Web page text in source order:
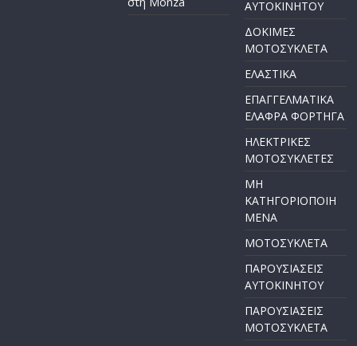
ΑΥΤΟΚΙΝΗΤΟΥ
ΔΟΚΙΜΕΣ
ΜΟΤΟΣΥΚΛΕΤΑ
ΕΛΑΣΤΙΚΑ
ΕΠΑΓΓΕΛΜΑΤΙΚΑ
ΕΛΑΦΡΑ ΦΟΡΤΗΓΑ
ΗΛΕΚΤΡΙΚΕΣ
ΜΟΤΟΣΥΚΛΕΤΕΣ
ΜΗ
ΚΑΤΗΓΟΡΙΟΠΟΙΗ
ΜΕΝΑ
ΜΟΤΟΣΥΚΛΕΤΑ
ΠΑΡΟΥΣΙΑΣΕΙΣ
ΑΥΤΟΚΙΝΗΤΟΥ
ΠΑΡΟΥΣΙΑΣΕΙΣ
ΜΟΤΟΣΥΚΛΕΤΑ